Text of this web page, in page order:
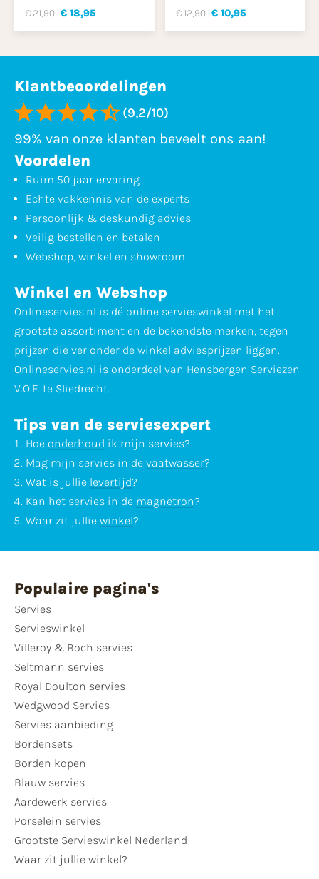
€ 21,90 € 18,95 € 12,90 € 10,95
Klantbeoordelingen
(9,2/10)
99% van onze klanten beveelt ons aan!
Voordelen
Ruim 50 jaar ervaring
Echte vakkennis van de experts
Persoonlijk & deskundig advies
Veilig bestellen en betalen
Webshop, winkel en showroom
Winkel en Webshop
Onlineservies.nl is dé online servieswinkel met het
grootste assortiment en de bekendste merken, tegen
prijzen die ver onder de winkel adviesprijzen liggen.
Onlineservies.nl is onderdeel van Hensbergen Serviezen
V.O.F. te Sliedrecht.
Tips van de serviesexpert
Hoe onderhoud ik mijn servies?
Mag mijn servies in de vaatwasser?
Wat is jullie levertijd?
Kan het servies in de magnetron?
Waar zit jullie winkel?
Populaire pagina's
Servies
Servieswinkel
Villeroy & Boch servies
Seltmann servies
Royal Doulton servies
Wedgwood Servies
Servies aanbieding
Bordensets
Borden kopen
Blauw servies
Aardewerk servies
Porselein servies
Grootste Servieswinkel Nederland
Waar zit jullie winkel?